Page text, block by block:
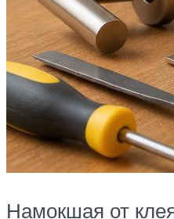
Намокшая от